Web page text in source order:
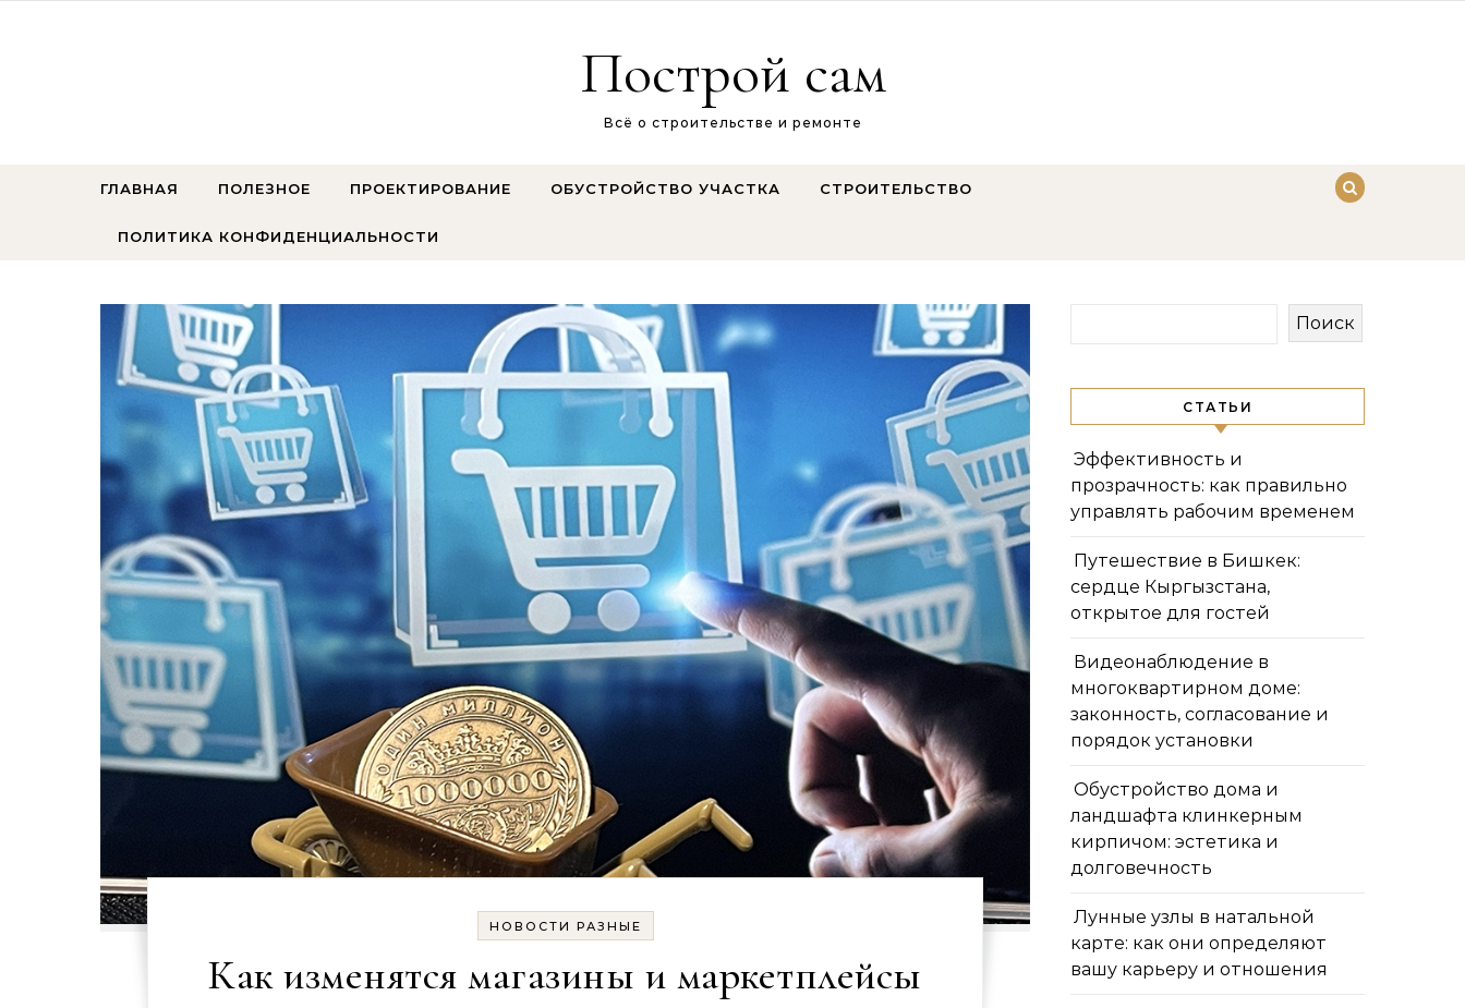
Построй сам
Всё о строительстве и ремонте
ГЛАВНАЯ ПОЛЕЗНОЕ ПРОЕКТИРОВАНИЕ ОБУСТРОЙСТВО УЧАСТКА СТРОИТЕЛЬСТВО
ПОЛИТИКА КОНФИДЕНЦИАЛЬНОСТИ
НОВОСТИ РАЗНЫЕ
Как изменятся магазины и маркетплейсы
Поиск
СТАТЬИ
Эффективность и
прозрачность: как правильно
управлять рабочим временем
Путешествие в Бишкек:
сердце Кыргызстана,
открытое для гостей
Видеонаблюдение в
многоквартирном доме:
законность, согласование и
порядок установки
Обустройство дома и
ландшафта клинкерным
кирпичом: эстетика и
долговечность
Лунные узлы в натальной
карте: как они определяют
вашу карьеру и отношения